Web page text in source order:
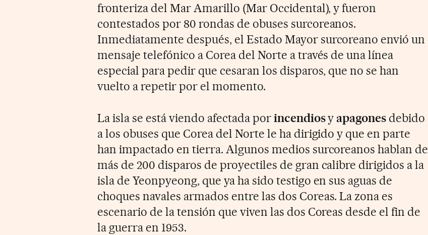
fronteriza del Mar Amarillo (Mar Occidental), y fueron
contestados por 80 rondas de obuses surcoreanos.
Inmediatamente después, el Estado Mayor surcoreano envió un
mensaje telefónico a Corea del Norte a través de una línea
especial para pedir que cesaran los disparos, que no se han
vuelto a repetir por el momento.
La isla se está viendo afectada porincendiosy apagones debido
a los obuses que Corea del Norte le ha dirigido y que en parte
han impactado en tierra. Algunos medios surcoreanos hablan de
más de 200 disparos de proyectiles de gran calibre dirigidos a la
isla de Yeonpyeong, que ya ha sido testigo en sus aguas de
choques navales armados entre las dos Coreas. La zona es
escenario de la tensión que viven las dos Coreas desde el fin de
la guerra en 1953.